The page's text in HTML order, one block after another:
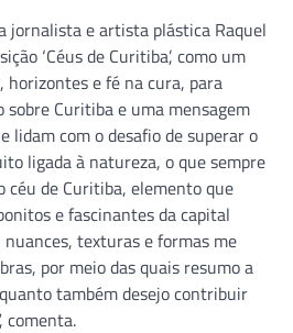
jornalista e artista plástica Raquel
‘Céus de Curitiba’, como um
horizontes e fé na cura, para
sobre Curitiba e uma mensagem
lidam com o desafio de superar o
ligada à natureza, o que sempre
céu de Curitiba, elemento que
e fascinantes da capital
nuances, texturas e formas me
por meio das quais resumo a
também desejo contribuir
comenta.